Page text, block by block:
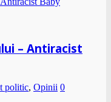
– Antiracist
politic, Opinii 0